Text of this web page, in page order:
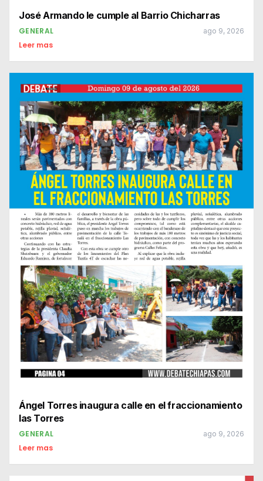
José Armando le cumple al Barrio Chicharras
GENERAL ago 9, 2026
Leer mas
Ángel Torres inaugura calle en el fraccionamiento
las Torres
GENERAL ago 9, 2026
Leer mas